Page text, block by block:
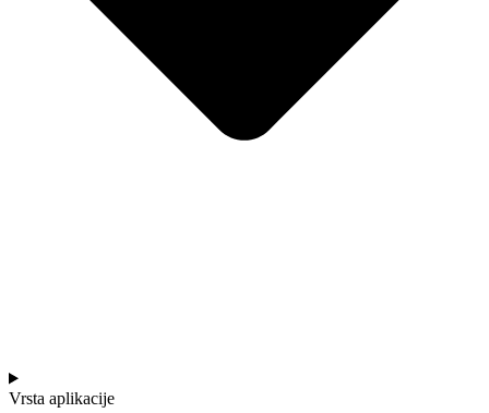
Vrsta aplikacije